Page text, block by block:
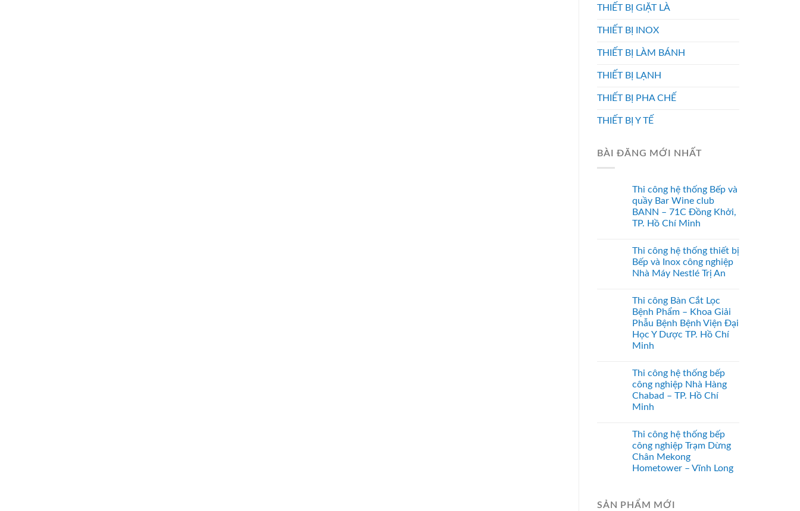
THIẾT BỊ GIẶT LÀ
THIẾT BỊ INOX
THIẾT BỊ LÀM BÁNH
THIẾT BỊ LẠNH
THIẾT BỊ PHA CHẾ
THIẾT BỊ Y TẾ
BÀI ĐĂNG MỚI NHẤT
Thi công hệ thống Bếp và
quầy Bar Wine club
BANN – 71C Đồng Khởi,
TP. Hồ Chí Minh
Thi công hệ thống thiết bị
Bếp và Inox công nghiệp
Nhà Máy Nestlé Trị An
Thi công Bàn Cắt Lọc
Bệnh Phẩm – Khoa Giải
Phẫu Bệnh Bệnh Viện Đại
Học Y Dược TP. Hồ Chí
Minh
Thi công hệ thống bếp
công nghiệp Nhà Hàng
Chabad – TP. Hồ Chí
Minh
Thi công hệ thống bếp
công nghiệp Trạm Dừng
Chân Mekong
Hometower – Vĩnh Long
SẢN PHẨM MỚI